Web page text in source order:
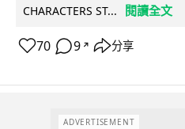
CHARACTERS ST...
閱讀全文
70 9 ↗ 分享
ADVERTISEMENT